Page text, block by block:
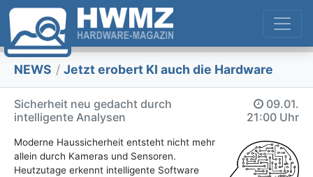
NEWS / Jetzt erobert KI auch die Hardware
Sicherheit neu gedacht durch
intelligente Analysen
09.01.
21:00 Uhr
Moderne Haussicherheit entsteht nicht mehr
allein durch Kameras und Sensoren.
Heutzutage erkennt intelligente Software